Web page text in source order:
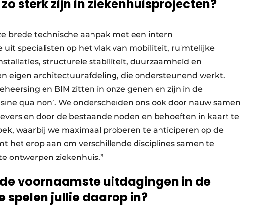
sterk zijn in ziekenhuisprojecten?
brede technische aanpak met een intern
specialisten op het vlak van mobiliteit, ruimtelijke
structurele stabiliteit, duurzaamheid en
eigen architectuurafdeling, die ondersteunend werkt.
en BIM zitten in onze genen en zijn in de
qua non’. We onderscheiden ons ook door nauw samen
en door de bestaande noden en behoeften in kaart te
waarbij we maximaal proberen te anticiperen op de
het erop aan om verschillende disciplines samen te
ontwerpen ziekenhuis.”
voornaamste uitdagingen in de
spelen jullie daarop in?